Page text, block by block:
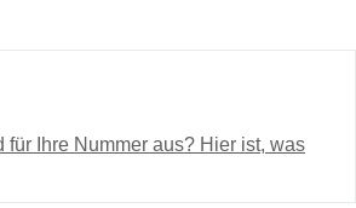
für Ihre Nummer aus? Hier ist, was